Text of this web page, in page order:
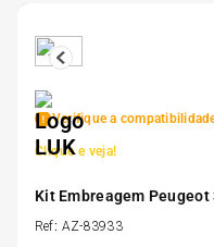
Verifique a
Clique e veja!
Kit Embreagem
Ref: AZ-83933
5º
7
8º 205 55r16